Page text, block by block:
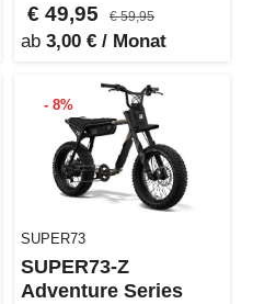
€ 49,95 € 59,95
ab 3,00 € / Monat
- 8%
SUPER73
SUPER73-Z
Adventure Series